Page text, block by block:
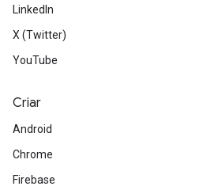
LinkedIn
X (Twitter)
YouTube
Criar
Android
Chrome
Firebase